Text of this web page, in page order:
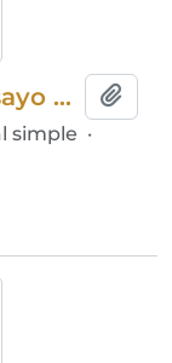
Guerrero dirigiendo un ensayo en el Teatro Rojas
simple ·